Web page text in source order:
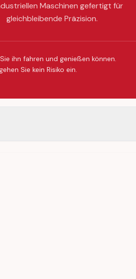
Maschinen gefertigt für
gleichbleibende Präzision.
ihn fahren und genießen können.
Sie kein Risiko ein.